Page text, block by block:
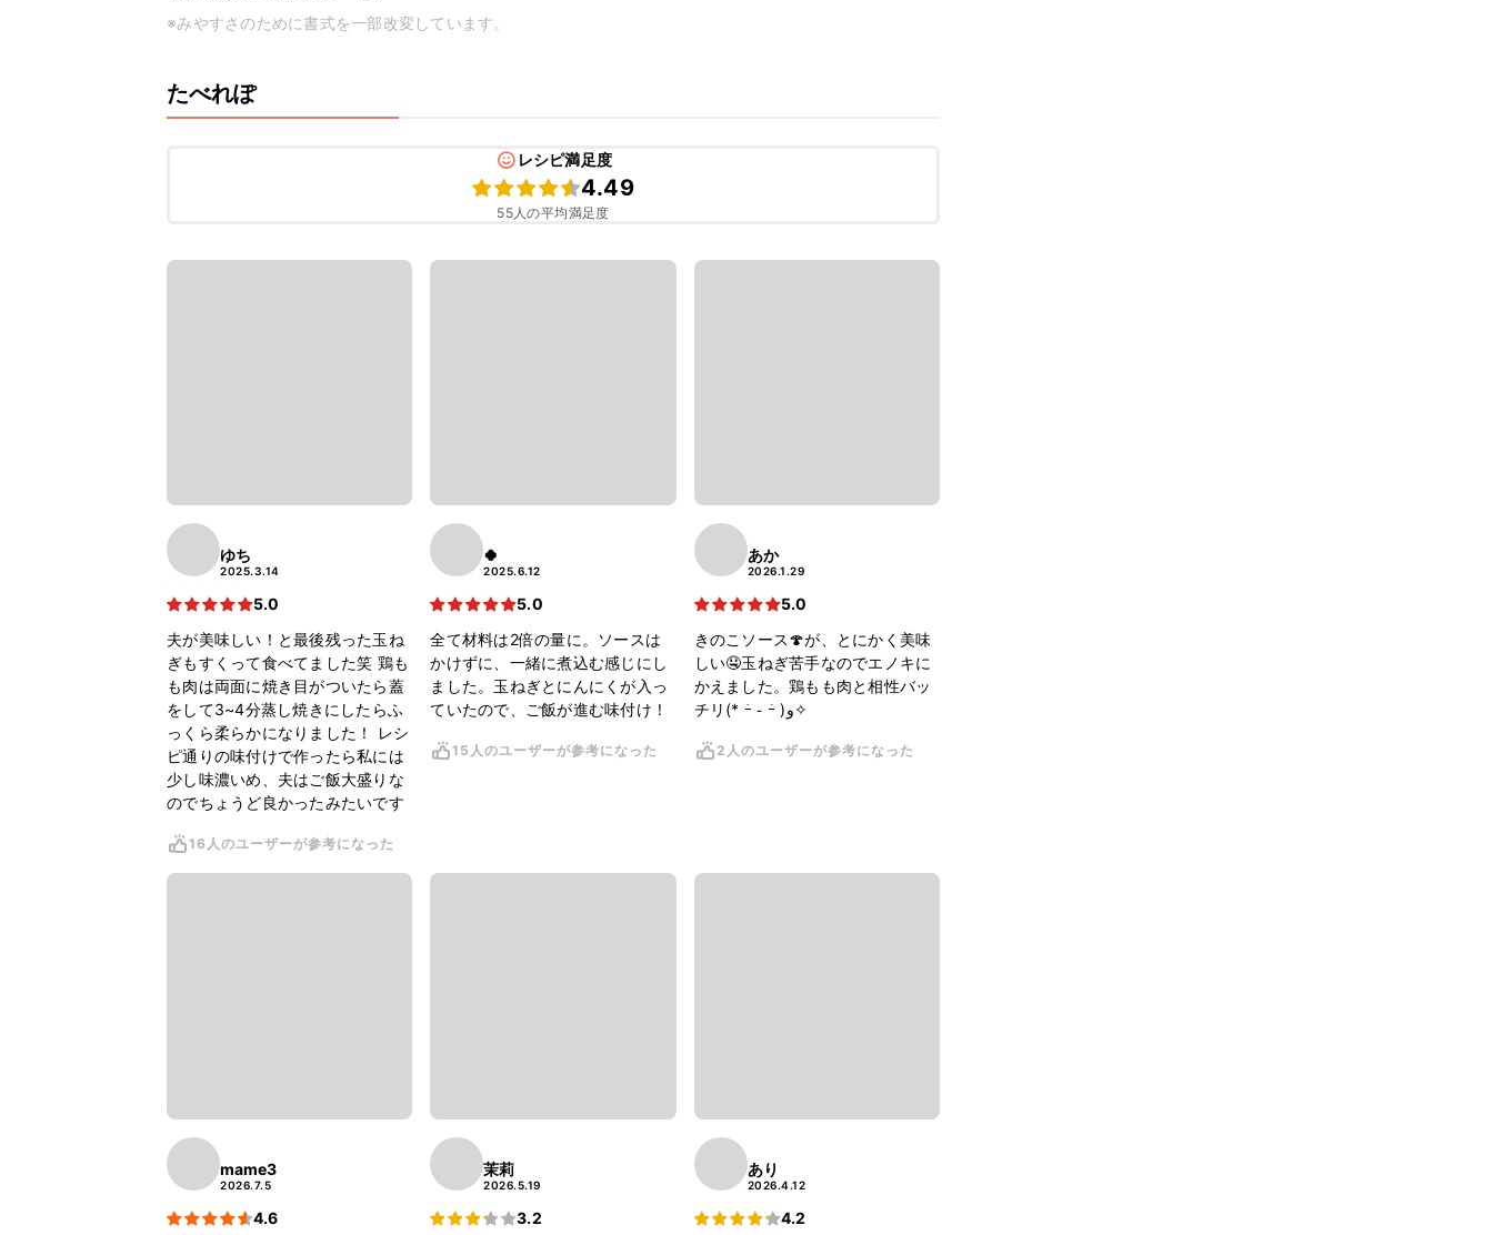
※みやすさのために書式を一部改変しています。
たべれぽ
レシピ満足度
4.49
55人の平均満足度
ゆち
2025.3.14
5.0
夫が美味しい！と最後残った玉ね
ぎもすくって食べてました笑 鶏も
も肉は両面に焼き目がついたら蓋
をして3~4分蒸し焼きにしたらふ
っくら柔らかになりました！ レシ
ピ通りの味付けで作ったら私には
少し味濃いめ、夫はご飯大盛りな
のでちょうど良かったみたいです
16人のユーザーが参考になった
🍀
2025.6.12
5.0
全て材料は2倍の量に。ソースは
かけずに、一緒に煮込む感じにし
ました。玉ねぎとにんにくが入っ
ていたので、ご飯が進む味付け！
15人のユーザーが参考になった
あか
2026.1.29
5.0
きのこソース🍄が、とにかく美味
しい🤤玉ねぎ苦手なのでエノキに
かえました。鶏もも肉と相性バッ
チリ(* ｰ̀ ֊ ｰ́ )و✧
2人のユーザーが参考になった
mame3
2026.7.5
4.6
茉莉
2026.5.19
3.2
あり
2026.4.12
4.2